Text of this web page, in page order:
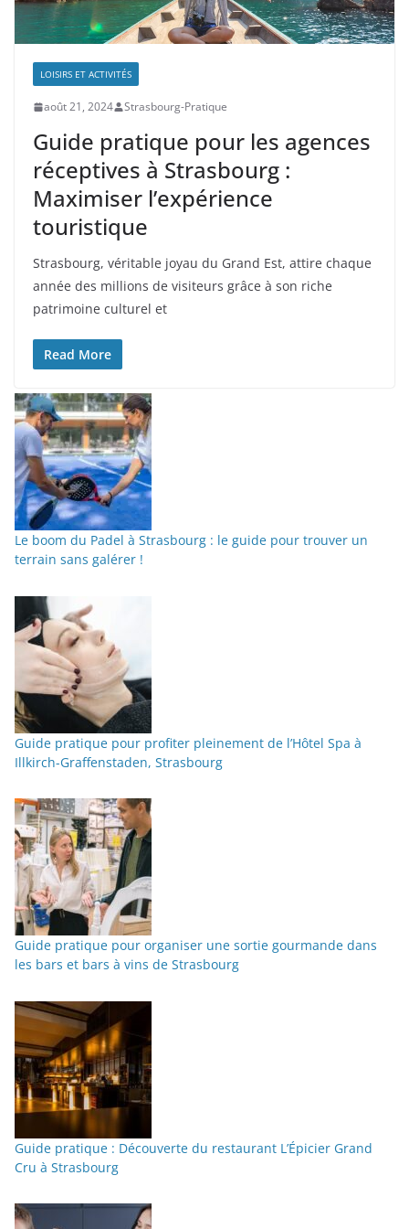
LOISIRS ET ACTIVITÉS
août 21, 2024 Strasbourg-Pratique
Guide pratique pour les agences
réceptives à Strasbourg :
Maximiser l’expérience
touristique
Strasbourg, véritable joyau du Grand Est, attire chaque
année des millions de visiteurs grâce à son riche
patrimoine culturel et
Read More
Le boom du Padel à Strasbourg : le guide pour trouver un
terrain sans galérer !
Guide pratique pour profiter pleinement de l’Hôtel Spa à
Illkirch-Graffenstaden, Strasbourg
Guide pratique pour organiser une sortie gourmande dans
les bars et bars à vins de Strasbourg
Guide pratique : Découverte du restaurant L’Épicier Grand
Cru à Strasbourg